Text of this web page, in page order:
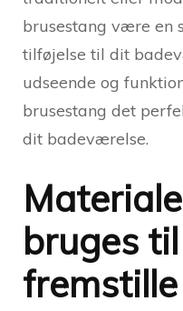
brusestang være en
tilføjelse til dit
udseende og
brusestang det
dit badeværelse.
bruges